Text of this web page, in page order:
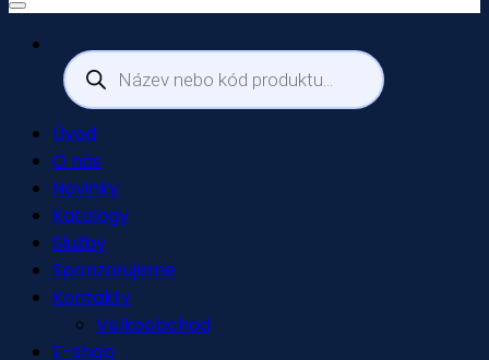
Products
search
Úvod
O nás
Novinky
Katalogy
Služby
Sponzorujeme
Kontakty
Velkoobchod
E-shop